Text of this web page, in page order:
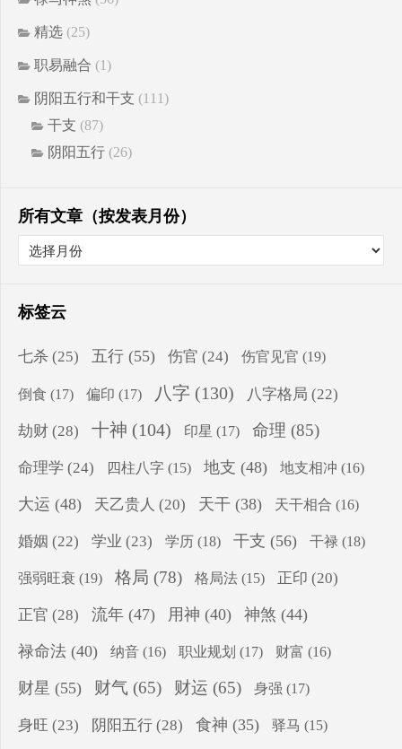
精选 (25)
职易融合 (1)
阴阳五行和干支 (111)
干支 (87)
阴阳五行 (26)
所有文章（按发表月份）
标签云
七杀 (25) 五行 (55) 伤官 (24) 伤官见官 (19)
倒食 (17) 偏印 (17) 八字 (130) 八字格局 (22)
劫财 (28) 十神 (104) 印星 (17) 命理 (85)
命理学 (24) 四柱八字 (15) 地支 (48) 地支相冲 (16)
大运 (48) 天乙贵人 (20) 天干 (38) 天干相合 (16)
婚姻 (22) 学业 (23) 学历 (18) 干支 (56) 干禄 (18)
强弱旺衰 (19) 格局 (78) 格局法 (15) 正印 (20)
正官 (28) 流年 (47) 用神 (40) 神煞 (44)
禄命法 (40) 纳音 (16) 职业规划 (17) 财富 (16)
财星 (55) 财气 (65) 财运 (65) 身强 (17)
身旺 (23) 阴阳五行 (28) 食神 (35) 驿马 (15)